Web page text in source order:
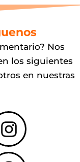
Nos
los siguientes
en nuestras
Spotify